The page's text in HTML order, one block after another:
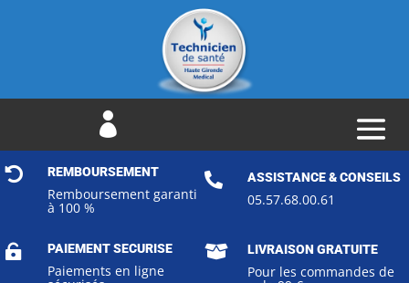

 REMBOURSEMENT
Remboursement garanti
à 100 %
 ASSISTANCE & CONSEILS
05.57.68.00.61
 PAIEMENT SECURISE
Paiements en ligne
 LIVRAISON GRATUITE
Pour les commandes de